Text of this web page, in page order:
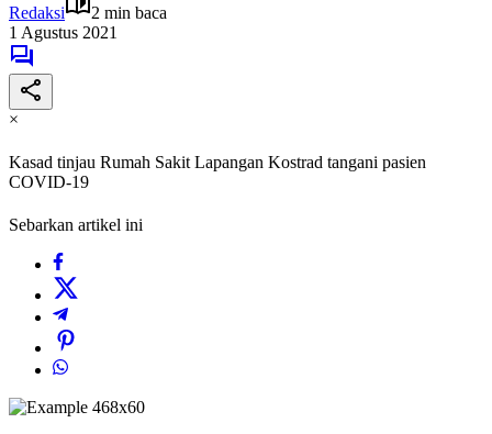
Redaksi
2 min baca
1 Agustus 2021
×
Kasad tinjau Rumah Sakit Lapangan Kostrad tangani pasien
COVID-19
Sebarkan artikel ini